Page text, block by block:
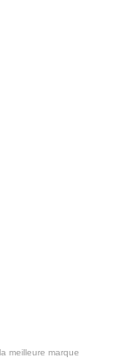
meilleure marque